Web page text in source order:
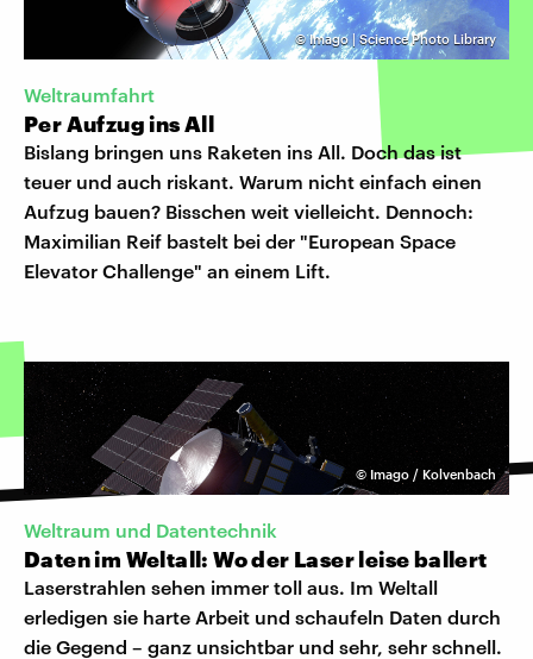
©Imago | Science Photo Library
Weltraumfahrt
Per Aufzug ins All
Bislang bringen uns Raketen ins All. Doch das ist
teuer und auch riskant. Warum nicht einfach einen
Aufzug bauen? Bisschen weit vielleicht. Dennoch:
Maximilian Reif bastelt bei der "European Space
Elevator Challenge" an einem Lift.
© Imago / Kolvenbach
Weltraum und Datentechnik
Daten im Weltall: Wo der Laser leise ballert
Laserstrahlen sehen immer toll aus. Im Weltall
erledigen sie harte Arbeit und schaufeln Daten durch
die Gegend – ganz unsichtbar und sehr, sehr schnell.